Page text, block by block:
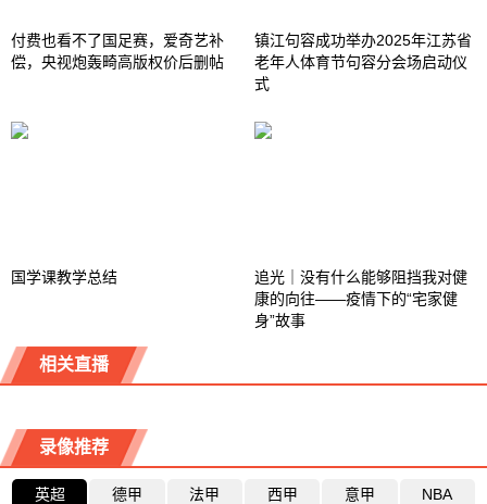
付费也看不了国足赛，爱奇艺补
偿，央视炮轰畸高版权价后删帖
镇江句容成功举办2025年江苏省
老年人体育节句容分会场启动仪
式
国学课教学总结
追光｜没有什么能够阻挡我对健
康的向往——疫情下的“宅家健
身”故事
相关直播
录像推荐
英超 德甲 法甲 西甲 意甲 NBA